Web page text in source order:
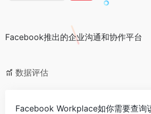
Facebook推出的企业沟通和协作平台
数据评估
Facebook Workplace如你需要查询